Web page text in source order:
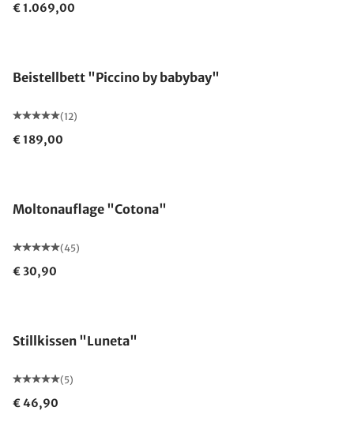
€ 1.069,00
Beistellbett "Piccino by babybay"
(12)
€ 189,00
Moltonauflage "Cotona"
(45)
€ 30,90
Stillkissen "Luneta"
(5)
€ 46,90